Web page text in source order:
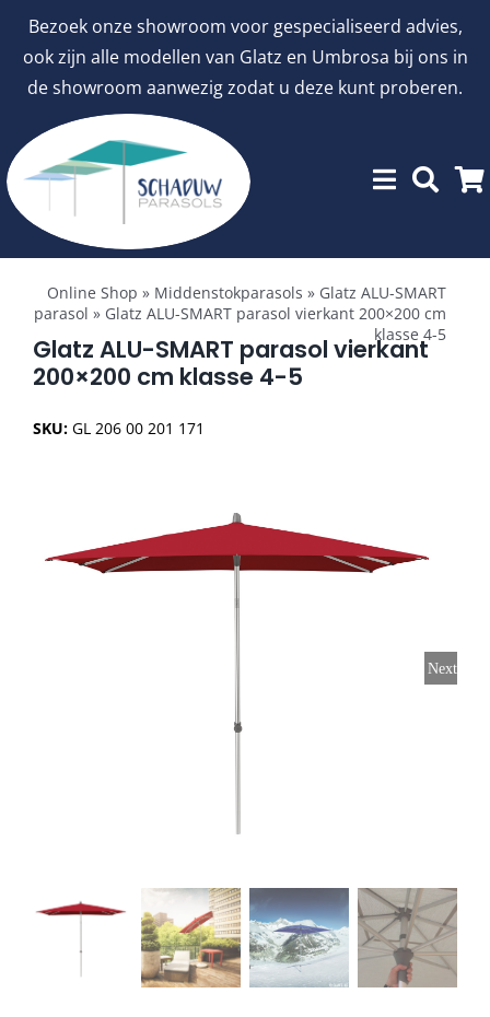
Bezoek onze showroom voor gespecialiseerd advies,
ook zijn alle modellen van Glatz en Umbrosa bij ons in
de showroom aanwezig zodat u deze kunt proberen.
inhoud
Toggle
Navigation
aanbiedingen
Horeca parasols
Balkonklemmen
Beschermhoezen
Online Shop » Middenstokparasols » Glatz ALU-SMART
parasol » Glatz ALU-SMART parasol vierkant 200×200 cm
klasse 4-5
Glatz ALU-SMART parasol vierkant
200×200 cm klasse 4-5
SKU: GL 206 00 201 171
Next